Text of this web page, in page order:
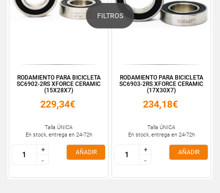
FILTROS
RODAMIENTO PARA BICICLETA
SC6902-2RS XFORCE CERAMIC
(15X28X7)
229,34€
Talla ÚNICA
En stock, entrega en 24-72h
+
-
+
-
AÑADIR
RODAMIENTO PARA BICICLETA
SC6903-2RS XFORCE CERAMIC
(17X30X7)
234,18€
Talla ÚNICA
En stock, entrega en 24-72h
+
-
+
-
AÑADIR